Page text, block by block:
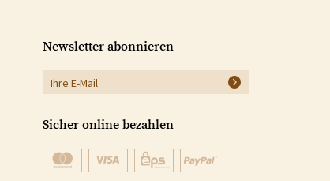
Newsletter abonnieren
Sicher online bezahlen